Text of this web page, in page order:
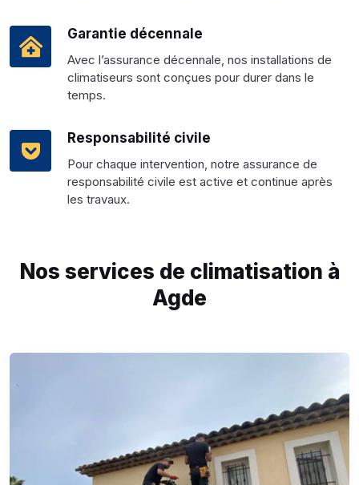
Garantie décennale
Avec l’assurance décennale, nos installations de
climatiseurs sont conçues pour durer dans le
temps.
Responsabilité civile
Pour chaque intervention, notre assurance de
responsabilité civile est active et continue après
les travaux.
Nos services de climatisation à
Agde